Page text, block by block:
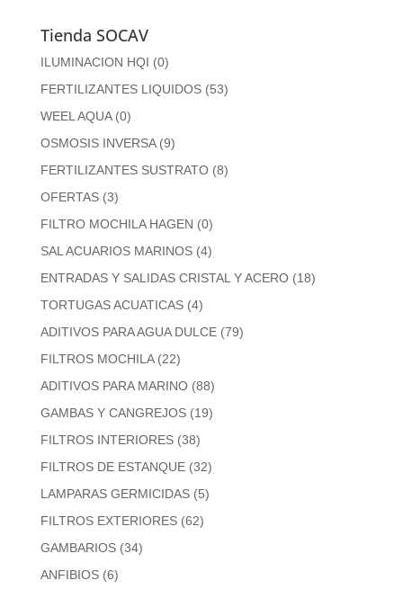
Tienda SOCAV
ILUMINACION HQI (0)
FERTILIZANTES LIQUIDOS (53)
WEEL AQUA (0)
OSMOSIS INVERSA (9)
FERTILIZANTES SUSTRATO (8)
OFERTAS (3)
FILTRO MOCHILA HAGEN (0)
SAL ACUARIOS MARINOS (4)
ENTRADAS Y SALIDAS CRISTAL Y ACERO (18)
TORTUGAS ACUATICAS (4)
ADITIVOS PARA AGUA DULCE (79)
FILTROS MOCHILA (22)
ADITIVOS PARA MARINO (88)
GAMBAS Y CANGREJOS (19)
FILTROS INTERIORES (38)
FILTROS DE ESTANQUE (32)
LAMPARAS GERMICIDAS (5)
FILTROS EXTERIORES (62)
GAMBARIOS (34)
ANFIBIOS (6)